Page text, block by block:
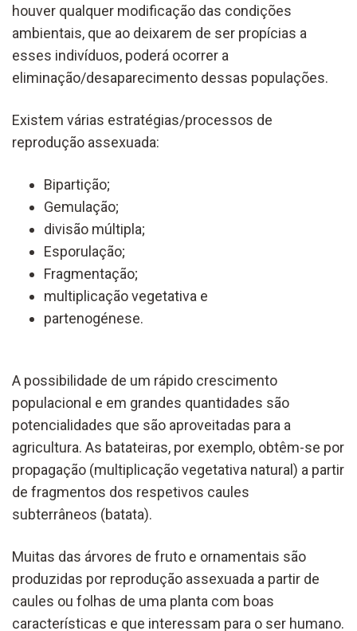
houver qualquer modificação das condições
ambientais, que ao deixarem de ser propícias a
esses indivíduos, poderá ocorrer a
eliminação/desaparecimento dessas populações.
Existem várias estratégias/processos de
reprodução assexuada:
Bipartição;
Gemulação;
divisão múltipla;
Esporulação;
Fragmentação;
multiplicação vegetativa e
partenogénese.
A possibilidade de um rápido crescimento
populacional e em grandes quantidades são
potencialidades que são aproveitadas para a
agricultura. As batateiras, por exemplo, obtêm-se por
propagação (multiplicação vegetativa natural) a partir
de fragmentos dos respetivos caules
subterrâneos (batata).
Muitas das árvores de fruto e ornamentais são
produzidas por reprodução assexuada a partir de
caules ou folhas de uma planta com boas
características e que interessam para o ser humano.